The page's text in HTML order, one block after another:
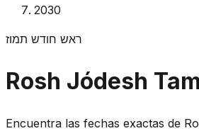
2030
ראש חודש תמוז
Rosh Jódesh
Encuentra las fechas exactas de